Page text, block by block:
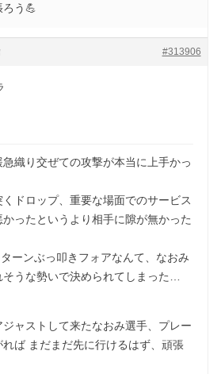
ろう💪
#313906
織り交ぜての攻撃が本当に上手かっ
ドロップ、重要な場面でのサービス
ったというより相手に隙が無かった
ーンぶっ叩きフォアなんて、なおみ
うな勢いで決められてしまった…
ャストして来たなおみ選手、プレー
ば まだまだ先に行けるはず、頑張